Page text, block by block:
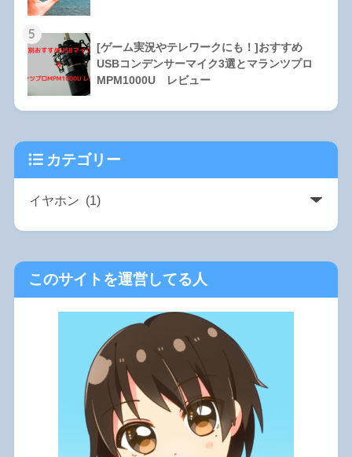
5
[ゲーム実況やテレワークにも！]おすすめ
USBコンデンサーマイク3選とマランツプロ
MPM1000U レビュー
カテゴリー
このサイトを運営してる人